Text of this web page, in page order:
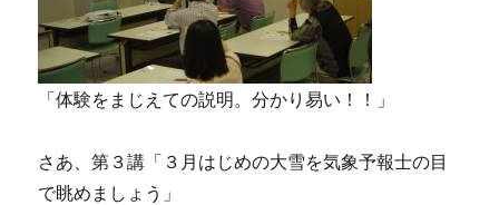
「体験をまじえての説明。分かり易い！！」
さあ、第３講「３月はじめの大雪を気象予報士の目
で眺めましょう」